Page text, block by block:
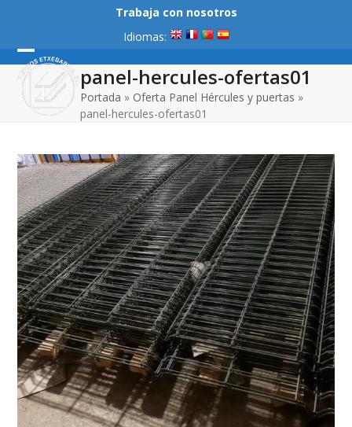
content
Trabaja con nosotros
Idiomas:
Open
mobile
menu
Close
mobile
menu
panel-hercules-ofertas01
Portada » Oferta Panel Hércules y puertas »
panel-hercules-ofertas01